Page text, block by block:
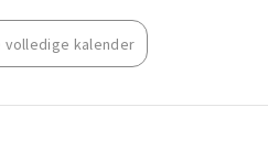
volledige kalender